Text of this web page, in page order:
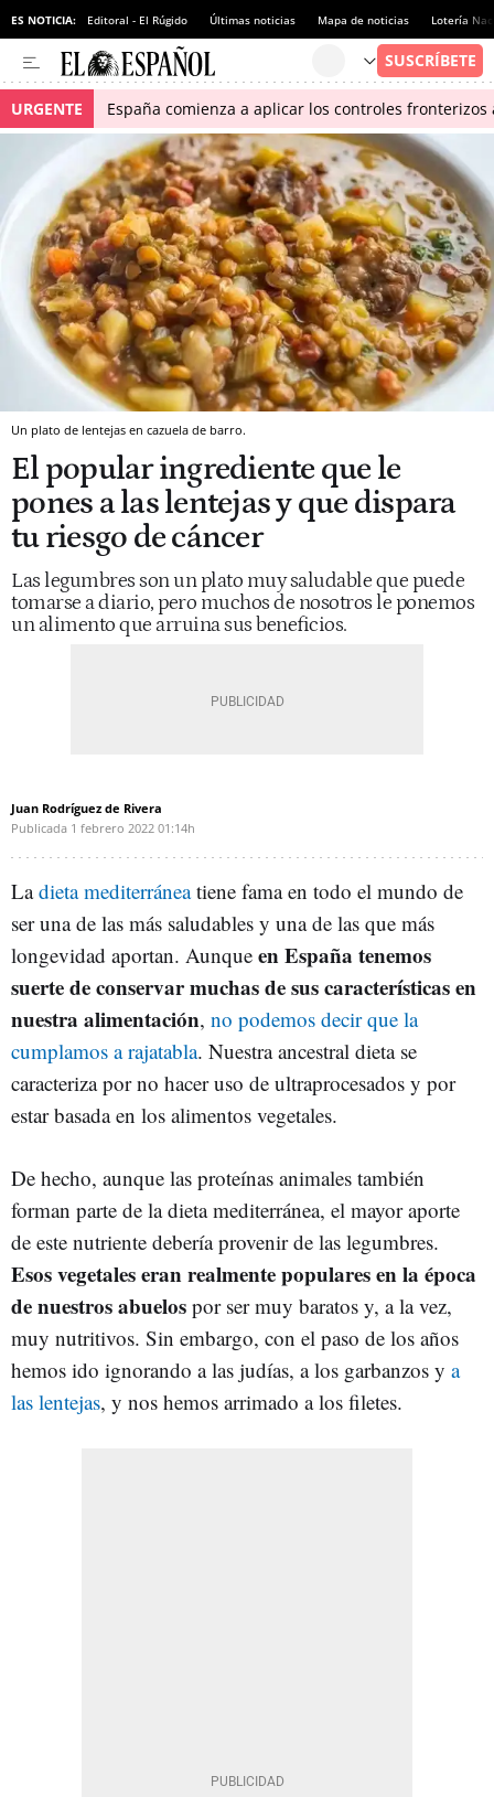
ES NOTICIA: Editoral - El Rúgido Últimas noticias Mapa de noticias Lotería
URGENTE España comienza a aplicar los controles
Un plato de lentejas en cazuela de barro.
El popular ingrediente que le
pones a las lentejas y que dispara
tu riesgo de cáncer
Las legumbres son un plato muy saludable que puede
tomarse a diario, pero muchos de nosotros le ponemos
un alimento que arruina sus beneficios.
Juan Rodríguez de Rivera
Publicada 1 febrero 2022 01:14h
Ladieta mediterráneatiene fama en todo el mundo de
ser una de las más saludables y una de las que más
longevidad aportan. Aunque en España tenemos
suerte de conservar muchas de sus características en
nuestra alimentación, no podemos decir que la
cumplamos a rajatabla. Nuestra ancestral dieta se
caracteriza por no hacer uso de ultraprocesados y por
estar basada en los alimentos vegetales.
De hecho, aunque las proteínas animales también
forman parte de la dieta mediterránea, el mayor aporte
de este nutriente debería provenir de las legumbres.
Esos vegetales eran realmente populares en la época
de nuestros abuelos por ser muy baratos y, a la vez,
muy nutritivos. Sin embargo, con el paso de los años
hemos ido ignorando a las judías, a los garbanzos y a
las lentejas, y nos hemos arrimado a los filetes.